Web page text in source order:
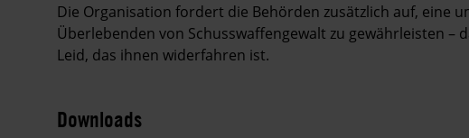
Die Organisation fordert die Behörden zusätzlich auf, eine
Überlebenden von Schusswaffengewalt zu gewährleisten –
Leid, das ihnen widerfahren ist.
Downloads